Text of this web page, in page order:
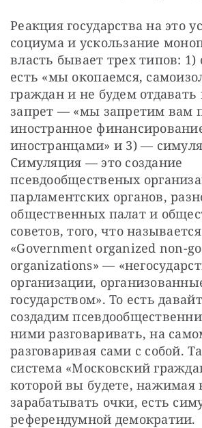
Реакция государства на это
социума и ускользание
власть бывает трех типов:
есть «мы окопаемся,
граждан и не будем отдавать
запрет — «мы запретим вам
иностранное
иностранцами» и 3) —
Симуляция — это создание
псевдообщественых
парламентских органов,
общественных палат и
советов, того, что называется
«Government organized non-
organizations» —
организации,
государством». То есть
создадим
ними разговаривать, на
разговаривая сами с собой.
система «Московский
которой вы будете, нажимая
зарабатывать очки, есть
референдумной демократии.